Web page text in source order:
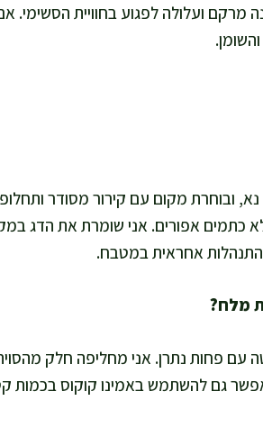
מרקם ועלולה לפגוע בחוויית הסשימי.
ובוחרת מקום עם קירור מסודר
התנהלות אחראית במטבח.
עם פחות נתרן. אני מחליפה חלק
אפשר גם להשתמש באמינו קוקוס בכמות